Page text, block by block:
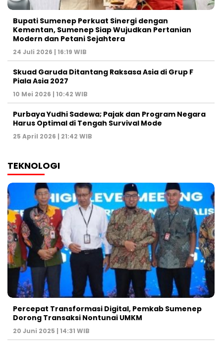
Bupati Sumenep Perkuat Sinergi dengan
Kementan, Sumenep Siap Wujudkan Pertanian
Modern dan Petani Sejahtera
24 Juli 2026 | 16:19 WIB
Skuad Garuda Ditantang Raksasa Asia di Grup F
Piala Asia 2027
10 Mei 2026 | 10:42 WIB
Purbaya Yudhi Sadewa; Pajak dan Program Negara
Harus Optimal di Tengah Survival Mode
25 April 2026 | 21:42 WIB
TEKNOLOGI
Percepat Transformasi Digital, Pemkab Sumenep
Dorong Transaksi Nontunai UMKM
20 Juni 2025 | 14:31 WIB